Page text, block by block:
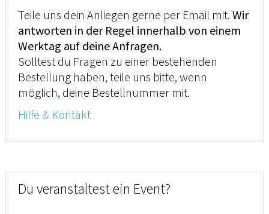
Teile uns dein Anliegen gerne per Email mit. Wir
antworten in der Regel innerhalb von einem
Werktag auf deine Anfragen.
Solltest du Fragen zu einer bestehenden
Bestellung haben, teile uns bitte, wenn
möglich, deine Bestellnummer mit.
Hilfe & Kontakt
Du veranstaltest ein Event?